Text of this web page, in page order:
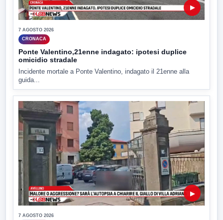
▶
7 AGOSTO 2026
CRONACA
Ponte Valentino,21enne indagato: ipotesi duplice
omicidio stradale
Incidente mortale a Ponte Valentino, indagato il 21enne alla
guida...
▶
7 AGOSTO 2026